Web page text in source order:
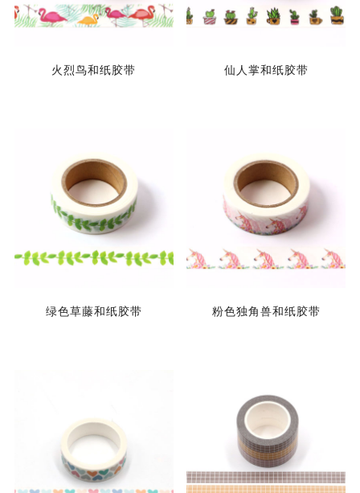
火烈鸟和纸胶带 仙人掌和纸胶带
绿色草藤和纸胶带 粉色独角兽和纸胶带